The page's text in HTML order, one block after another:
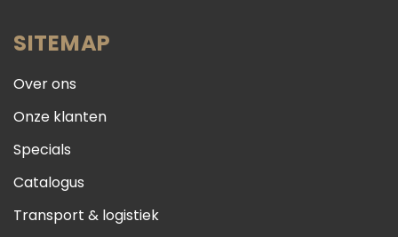
SITEMAP
Over ons
Onze klanten
Specials
Catalogus
Transport & logistiek